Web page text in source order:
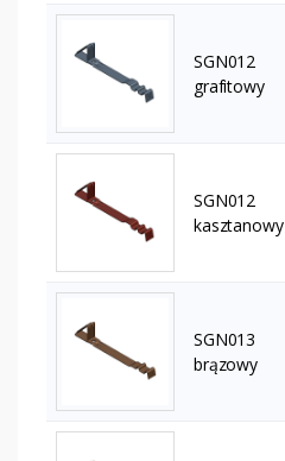
SGN012
grafitowy
SGN012
kasztanowy
SGN013
brązowy